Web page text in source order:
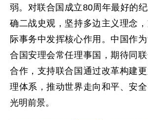
弱。对联合国成立80周年最好的
确二战史观，坚持多边主义理念
际事务中发挥核心作用。中国作
合国安理会常任理事国，期待同
合作，支持联合国通过改革构建
理体系，推动世界走向和平、安
光明前景。